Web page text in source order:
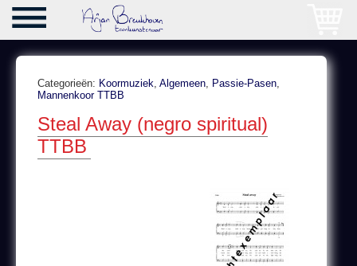
Categorieën: Koormuziek, Algemeen, Passie-Pasen,
Mannenkoor TTBB
Steal Away (negro spiritual)
TTBB